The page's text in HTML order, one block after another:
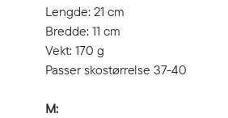
Lengde: 21 cm
Bredde: 11 cm
Vekt: 170 g
Passer skostørrelse 37-40
M: